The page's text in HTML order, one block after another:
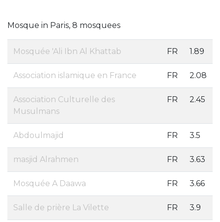
Mosque in Paris, 8 mosquees
Mosquée 'Ali Ibn Al Khattab FR 1.89
Association islamique en France FR 2.08
Association Culturelle des
Musulmans
FR 2.45
Abdoulmajid FR 3.5
masjid Alrahmen FR 3.63
Mosquée A Daawa FR 3.66
Salle de prière La Vilette FR 3.9